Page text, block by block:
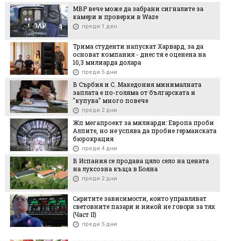
МВР вече може да забрани сигналите за
камери и проверки в Waze
преди 1 ден
Трима студенти напускат Харвард, за да
основат компания - днес тя е оценена на
10,3 милиарда долара
преди 5 дни
В Сърбия и С. Македония минималната
заплата е по-голяма от българската и
"купува" много повече
преди 2 дни
Жп мегапроект за милиарди: Европа проби
Алпите, но не успява да пробие германската
бюрокрация
преди 4 дни
В Испания се продава цяло село на цената
на луксозна къща в Бояна
преди 2 дни
Cĸpититe зaвиcимocти, ĸoитo yпpaвлявaт
cвeтoвнитe пaзapи и ниĸoй нe гoвopи зa тяx
(Чacт ІI)
преди 5 дни